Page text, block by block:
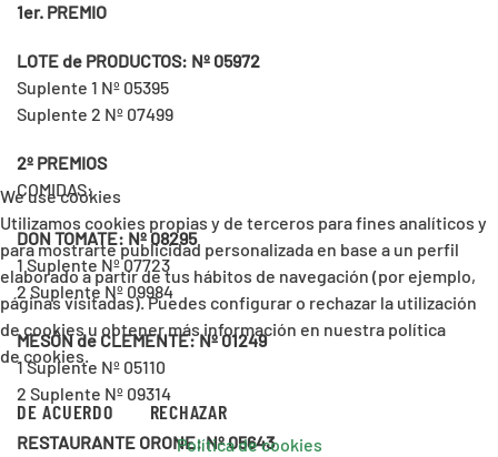
1er. PREMIO
LOTE de PRODUCTOS: Nº 05972
Suplente 1 Nº 05395
Suplente 2 Nº 07499
2º PREMIOS
COMIDAS:
DON TOMATE: Nº 08295
1 Suplente Nº 07723
2 Suplente Nº 09984
MESÓN de CLEMENTE: Nº 01249
1 Suplente Nº 05110
2 Suplente Nº 09314
RESTAURANTE ORONE: Nº 05643
We use cookies
Utilizamos cookies propias y de terceros para fines analíticos y
para mostrarte publicidad personalizada en base a un perfil
elaborado a partir de tus hábitos de navegación (por ejemplo,
páginas visitadas). Puedes configurar o rechazar la utilización
de cookies u obtener más información en nuestra política
de cookies.
DE ACUERDO RECHAZAR
Política de cookies